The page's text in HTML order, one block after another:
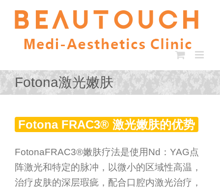
content
Fotona激光嫩肤
Fotona FRAC3® 激光嫩肤的优势
FotonaFRAC3®嫩肤疗法是使用Nd：YAG点
阵激光和特定的脉冲，以微小的区域性高温，
治疗皮肤的深层瑕疵，配合口腔内激光治疗，